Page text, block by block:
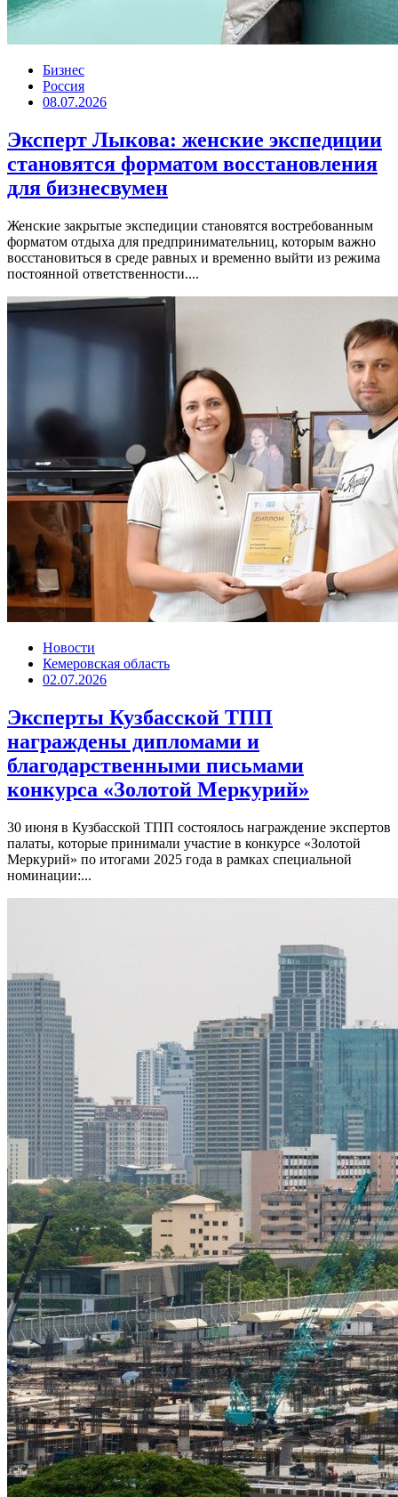
Бизнес
Россия
08.07.2026
Эксперт Лыкова: женские экспедиции
становятся форматом восстановления
для бизнесвумен
Женские закрытые экспедиции становятся востребованным
форматом отдыха для предпринимательниц, которым важно
восстановиться в среде равных и временно выйти из режима
постоянной ответственности....
Новости
Кемеровская область
02.07.2026
Эксперты Кузбасской ТПП
награждены дипломами и
благодарственными письмами
конкурса «Золотой Меркурий»
30 июня в Кузбасской ТПП состоялось награждение экспертов
палаты, которые принимали участие в конкурсе «Золотой
Меркурий» по итогами 2025 года в рамках специальной
номинации:...